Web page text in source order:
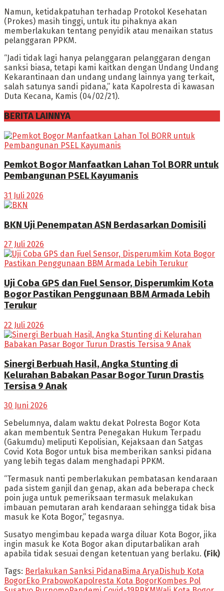
Namun, ketidakpatuhan terhadap Protokol Kesehatan
(Prokes) masih tinggi, untuk itu pihaknya akan
memberlakukan tentang penyidik atau menaikan status
pelanggaran PPKM.
“Jadi tidak lagi hanya pelanggaran pelanggaran dengan
sanksi biasa, tetapi kami kaitkan dengan Undang Undang
Kekarantinaan dan undang undang lainnya yang terkait,
salah satunya sandi pidana,” kata Kapolresta di kawasan
Duta Kecana, Kamis (04/02/21).
BERITA LAINNYA
Pemkot Bogor Manfaatkan Lahan Tol BORR untuk
Pembangunan PSEL Kayumanis
31 Juli 2026
BKN Uji Penempatan ASN Berdasarkan Domisili
27 Juli 2026
Uji Coba GPS dan Fuel Sensor, Disperumkim Kota
Bogor Pastikan Penggunaan BBM Armada Lebih
Terukur
22 Juli 2026
Sinergi Berbuah Hasil, Angka Stunting di
Kelurahan Babakan Pasar Bogor Turun Drastis
Tersisa 9 Anak
30 Juni 2026
Sebelumnya, dalam waktu dekat Polresta Bogor Kota
akan membentuk Sentra Penegakan Hukum Terpadu
(Gakumdu) meliputi Kepolisian, Kejaksaan dan Satgas
Covid Kota Bogor untuk bisa memberikan sanksi pidana
yang lebih tegas dalam menghadapi PPKM.
“Termasuk nanti pemberlakukan pembatasan kendaraan
pada sistem ganjil dan genap, akan ada beberapa check
poin juga untuk pemeriksaan termasuk melakukan
imbauan pemutaran arah kendaraan sehingga tidak bisa
masuk ke Kota Bogor,” tegasnya.
Susatyo mengimbau kepada warga diluar Kota Bogor, jika
ingin masuk ke Kota Bogor akan diputarbalikan arah
apabila tidak sesuai dengan ketentuan yang berlaku. (Fik)
Tags: Berlakukan Sanksi Pidana Bima Arya Dishub Kota
BogorEko PrabowoKapolresta Kota BogorKombes Pol